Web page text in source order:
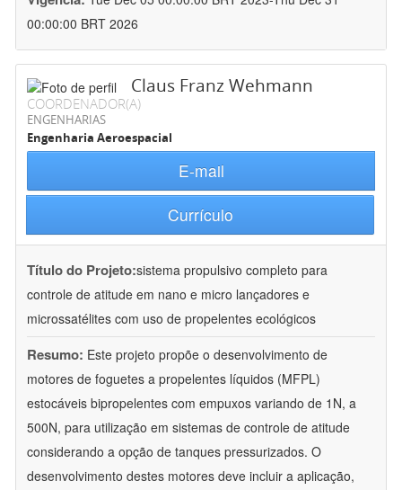
00:00:00 BRT 2026
Claus Franz Wehmann
COORDENADOR(A)
ENGENHARIAS
Engenharia Aeroespacial
E-mail
Currículo
Título do Projeto:sistema propulsivo completo para
controle de atitude em nano e micro lançadores e
microssatélites com uso de propelentes ecológicos
Resumo: Este projeto propõe o desenvolvimento de
motores de foguetes a propelentes líquidos (MFPL)
estocáveis bipropelentes com empuxos variando de 1N, a
500N, para utilização em sistemas de controle de atitude
considerando a opção de tanques pressurizados. O
desenvolvimento destes motores deve incluir a aplicação,